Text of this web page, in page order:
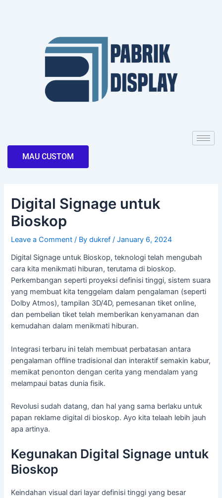
MAU CUSTOM
Digital Signage untuk
Bioskop
Leave a Comment / Bydukref/January 6, 2024
Digital Signage untuk Bioskop, teknologi telah mengubah
cara kita menikmati hiburan, terutama di bioskop.
Perkembangan seperti proyeksi definisi tinggi, sistem suara
yang membuat kita tenggelam dalam pengalaman (seperti
Dolby Atmos), tampilan 3D/4D, pemesanan tiket online,
dan pembelian tiket telah memberikan kenyamanan dan
kemudahan dalam menikmati hiburan.
Integrasi terbaru ini telah membuat perbatasan antara
pengalaman offline tradisional dan interaktif semakin kabur,
memikat penonton dengan cerita yang mendalam yang
melampaui batas dunia fisik.
Revolusi sudah datang, dan hal yang sama berlaku untuk
papan reklame digital di bioskop. Ayo kita telaah lebih jauh
apa artinya.
Kegunakan Digital Signage untuk
Bioskop
Keindahan visual dari layar definisi tinggi yang besar